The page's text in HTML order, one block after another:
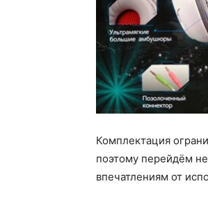
Комплектация
поэтому перейдём
впечатлениям от